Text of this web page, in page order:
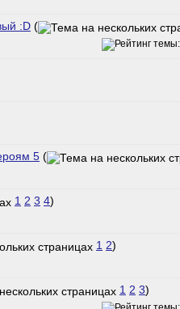
:D (
5 (
1 2 3 4)
1 2)
1 2 3)